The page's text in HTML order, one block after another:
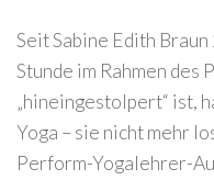
Seit Sabine Edith
Stunde im Rahmen des
„hineingestolpert“ ist,
Yoga – sie nicht mehr
Perform-Yogalehrer-